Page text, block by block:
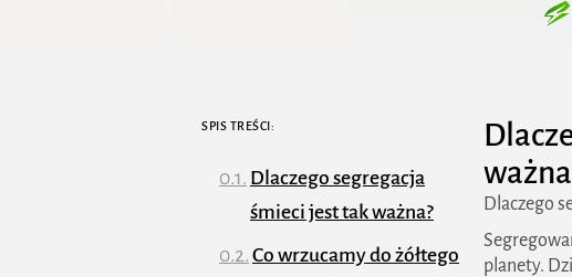
Dlaczego
planety.
SPIS TREŚCI:
Dlaczego segregacja
śmieci jest tak ważna?
Co wrzucamy do żółtego